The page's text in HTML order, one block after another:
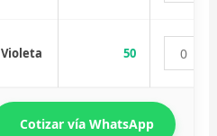
Violeta 50
Cotizar vía WhatsApp